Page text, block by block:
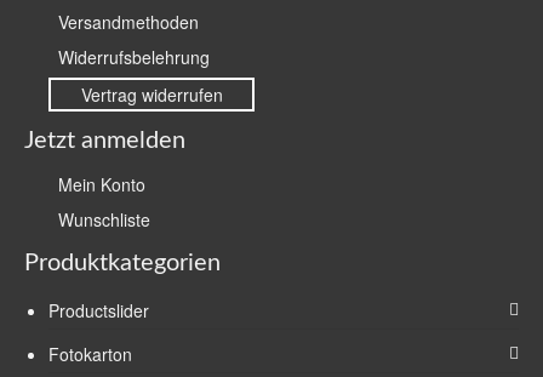
Versandmethoden
Widerrufsbelehrung
Vertrag widerrufen
Jetzt anmelden
Mein Konto
Wunschliste
Produktkategorien
Productslider
Fotokarton